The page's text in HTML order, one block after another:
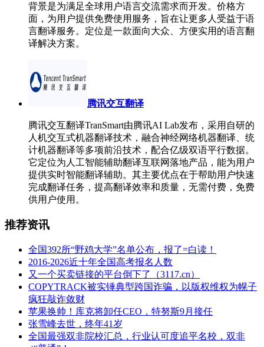
背景是为满足全球用户语言交流需求而开发。价格方
面，为用户提供免费使用服务，旨在让更多人受益于语
言翻译服务。定位是一款面向大众、方便实用的语言翻
译解决方案。
腾讯交互翻译
腾讯交互翻译TranSmart由腾讯AI Lab发布，采用自研的
人机交互式机器翻译技术，融合神经网络机器翻译、统
计机器翻译等多项前沿技术，配合亿级双语平行数据。
它定位为人工智能辅助翻译互联网落地产品，能为用户
提供实时智能翻译辅助。其主要优点在于帮助用户快速
完成翻译任务，提高翻译效率和质量，无需付费，免费
供用户使用。
推荐资讯
全国392所“野鸡大学”名单公布，报了=白读！
2016-2026近十年全国高考报名人数
又一个买卖链接的平台倒下了（3117.cn）
COPYTRACK被实锤典型跨国诈骗，以版权维权为幌子
疯狂敲诈敛财
苹果换帅！库克将卸任CEO，特努斯9月接任
张雪峰去世，终年41岁
全国最强双非院校汇总，行业认可度追平名校，双非